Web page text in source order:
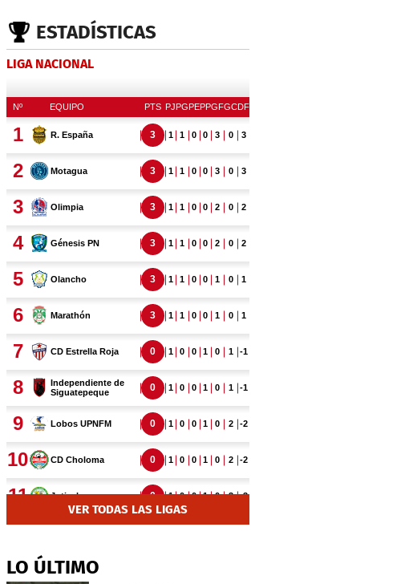
ESTADÍSTICAS
LIGA NACIONAL
VER TODAS LAS LIGAS
LO ÚLTIMO